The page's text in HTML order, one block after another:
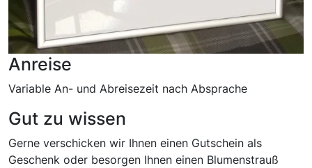
Anreise
Variable An- und Abreisezeit nach Absprache
Gut zu wissen
Gerne verschicken wir Ihnen einen Gutschein als
Geschenk oder besorgen Ihnen einen Blumenstrauß